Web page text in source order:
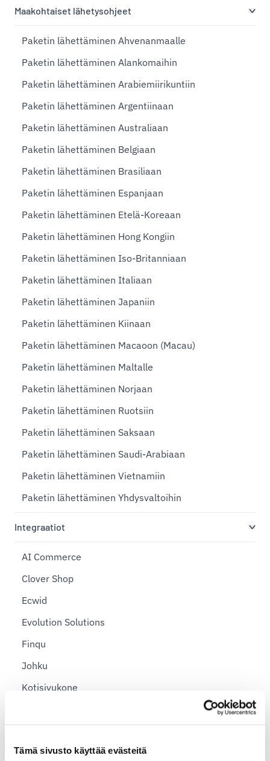
Tämä sivusto käyttää evästeitä
Maakohtaiset lähetysohjeet
Paketin lähettäminen Ahvenanmaalle
Paketin lähettäminen Alankomaihin
Paketin lähettäminen Arabiemiirikuntiin
Paketin lähettäminen Argentiinaan
Paketin lähettäminen Australiaan
Paketin lähettäminen Belgiaan
Paketin lähettäminen Brasiliaan
Paketin lähettäminen Espanjaan
Paketin lähettäminen Etelä-Koreaan
Paketin lähettäminen Hong Kongiin
Paketin lähettäminen Iso-Britanniaan
Paketin lähettäminen Italiaan
Paketin lähettäminen Japaniin
Paketin lähettäminen Kiinaan
Paketin lähettäminen Macaoon (Macau)
Paketin lähettäminen Maltalle
Paketin lähettäminen Norjaan
Paketin lähettäminen Ruotsiin
Paketin lähettäminen Saksaan
Paketin lähettäminen Saudi-Arabiaan
Paketin lähettäminen Vietnamiin
Paketin lähettäminen Yhdysvaltoihin
Integraatiot
AI Commerce
Clover Shop
Ecwid
Evolution Solutions
Finqu
Johku
Kotisivukone
OpenCart